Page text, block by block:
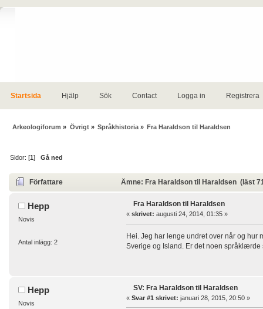
Startsida Hjälp Sök Contact Logga in Registrera
Arkeologiforum » Övrigt» Språkhistoria» Fra Haraldson til Haraldsen
Sidor: [1]Gå ned
Författare Ämne: Fra Haraldson til Haraldsen (läst
Hepp
Novis
Antal inlägg: 2
Fra Haraldson til Haraldsen
« skrivet: augusti 24, 2014, 01:35 »
Hei. Jeg har lenge undret over når og hur
Sverige og Island. Er det noen
Hepp
Novis
SV: Fra Haraldson til Haraldsen
« Svar #1 skrivet: januari 28, 2015, 20:50 »